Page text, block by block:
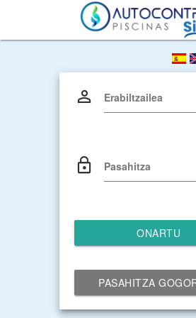
Erabiltzailea
Pasahitza
ONARTU
PASAHITZA